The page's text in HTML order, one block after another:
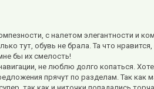
с налетом элегантности и
тут, обувь не брала. Та что
бы их смелость!
не люблю долго копаться.
прячут по разделам. Так как